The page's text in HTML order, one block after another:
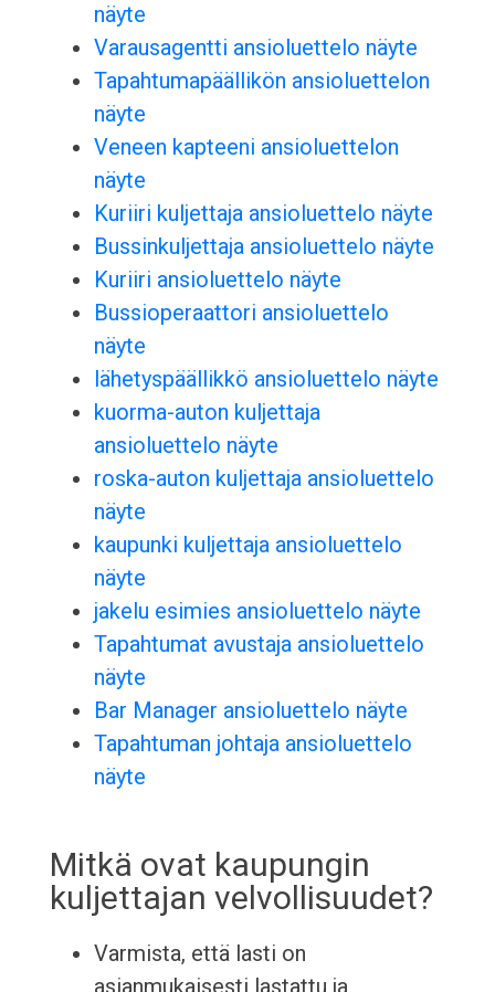
näyte
Varausagentti ansioluettelo näyte
Tapahtumapäällikön ansioluettelon
näyte
Veneen kapteeni ansioluettelon
näyte
Kuriiri kuljettaja ansioluettelo näyte
Bussinkuljettaja ansioluettelo näyte
Kuriiri ansioluettelo näyte
Bussioperaattori ansioluettelo
näyte
lähetyspäällikkö ansioluettelo näyte
kuorma-auton kuljettaja
ansioluettelo näyte
roska-auton kuljettaja ansioluettelo
näyte
kaupunki kuljettaja ansioluettelo
näyte
jakelu esimies ansioluettelo näyte
Tapahtumat avustaja ansioluettelo
näyte
Bar Manager ansioluettelo näyte
Tapahtuman johtaja ansioluettelo
näyte
Mitkä ovat kaupungin
kuljettajan velvollisuudet?
Varmista, että lasti on
asianmukaisesti lastattu ja